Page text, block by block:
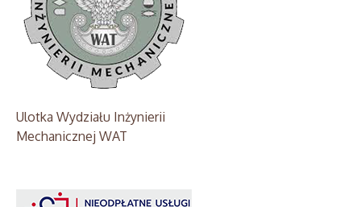
Ulotka Wydziału Inżynierii
Mechanicznej WAT